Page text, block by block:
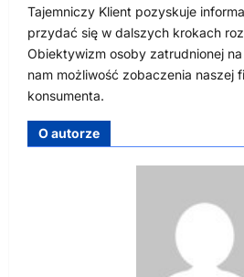
Tajemniczy Klient pozyskuje
przydać się w dalszych krokach
Obiektywizm osoby zatrudnionej
nam możliwość zobaczenia naszej
konsumenta.
O autorze